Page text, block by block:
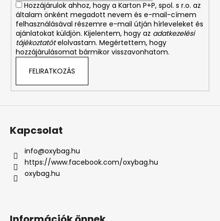
Hozzájárulok ahhoz, hogy a Karton P+P, spol. s r.o. az
általam önként megadott nevem és e-mail-címem
felhasználásával részemre e-mail útján hírleveleket és
ajánlatokat küldjön. Kijelentem, hogy az adatkezelési
tájékoztatótelolvastam. Megértettem, hogy
hozzájárulásomat bármikor visszavonhatom.
FELIRATKOZÁS
Kapcsolat
info@oxybag.hu
https://www.facebook.com/oxybag.hu
oxybag.hu